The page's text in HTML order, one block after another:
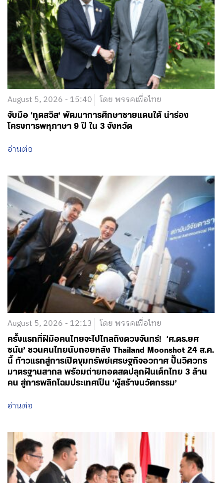
August 5, 2026 - 15:40 โดย พรรคเพื่อไทย
จับมือ ‘ทูตสวิส’ พัฒนาการศึกษาชายแดนใต้ นำร่อง
โครงการพหุภาษา 9 ปี ใน 3 จังหวัด
อ่านต่อ
August 5, 2026 - 12:13 โดย พรรคเพื่อไทย
ครั้งแรกที่ฝีมือคนไทยจะไปไกลถึงดวงจันทร์! ‘ศ.ดร.ยศ
ชนัน’ ชวนคนไทยนับถอยหลัง Thailand Moonshot 24 ส.ค.
นี้ ก้าวแรกสู่การเปิดขุมทรัพย์เศรษฐกิจอวกาศ ปั้นวิศวกร
มาตรฐานสากล พร้อมถ่ายทอดสดปลุกฝันเด็กไทย 3 ล้าน
คน สู่การพลิกโฉมประเทศเป็น ‘ผู้สร้างนวัตกรรม’
อ่านต่อ